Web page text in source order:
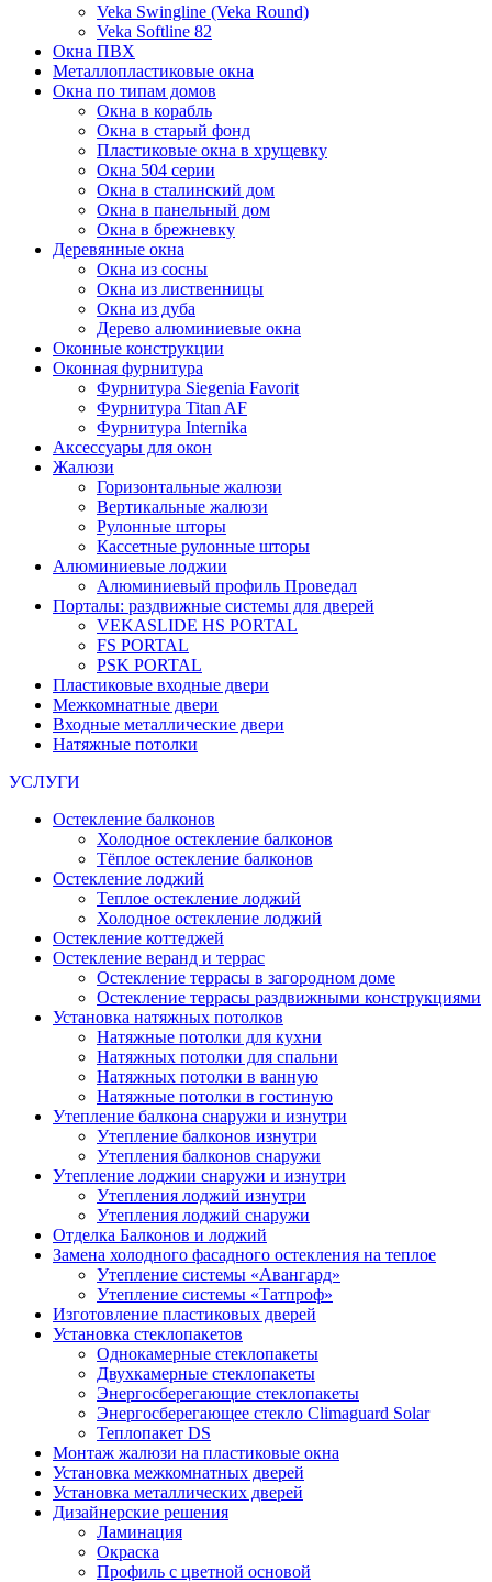
Veka Swingline (Veka Round)
Veka Softline 82
Окна ПВХ
Металлопластиковые окна
Окна по типам домов
Окна в корабль
Окна в старый фонд
Пластиковые окна в хрущевку
Окна 504 серии
Окна в сталинский дом
Окна в панельный дом
Окна в брежневку
Деревянные окна
Окна из сосны
Окна из лиственницы
Окна из дуба
Дерево алюминиевые окна
Оконные конструкции
Оконная фурнитура
Фурнитура Siegenia Favorit
Фурнитура Titan AF
Фурнитура Internika
Аксессуары для окон
Жалюзи
Горизонтальные жалюзи
Вертикальные жалюзи
Рулонные шторы
Кассетные рулонные шторы
Алюминиевые лоджии
Алюминиевый профиль Проведал
Порталы: раздвижные системы для дверей
VEKASLIDE HS PORTAL
FS PORTAL
PSK PORTAL
Пластиковые входные двери
Межкомнатные двери
Входные металлические двери
Натяжные потолки
УСЛУГИ
Остекление балконов
Холодное остекление балконов
Тёплое остекление балконов
Остекление лоджий
Теплое остекление лоджий
Холодное остекление лоджий
Остекление коттеджей
Остекление веранд и террас
Остекление террасы в загородном доме
Остекление террасы раздвижными конструкциями
Установка натяжных потолков
Натяжные потолки для кухни
Натяжных потолки для спальни
Натяжных потолки в ванную
Натяжные потолки в гостиную
Утепление балкона снаружи и изнутри
Утепление балконов изнутри
Утепления балконов снаружи
Утепление лоджии снаружи и изнутри
Утепления лоджий изнутри
Утепления лоджий снаружи
Отделка Балконов и лоджий
Замена холодного фасадного остекления на теплое
Утепление системы «Авангард»
Утепление системы «Татпроф»
Изготовление пластиковых дверей
Установка стеклопакетов
Однокамерные стеклопакеты
Двухкамерные стеклопакеты
Энергосберегающие стеклопакеты
Энергосберегающее стекло Climaguard Solar
Теплопакет DS
Монтаж жалюзи на пластиковые окна
Установка межкомнатных дверей
Установка металлических дверей
Дизайнерские решения
Ламинация
Окраска
Профиль с цветной основой